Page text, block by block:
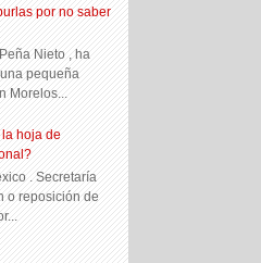
por no saber
Nieto , ha
pequeña
Morelos...
hoja de
. Secretaría
o reposición de